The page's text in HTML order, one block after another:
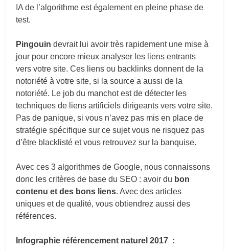
IA de l’algorithme est également en pleine phase de
test.
Pingouin devrait lui avoir très rapidement une mise à
jour pour encore mieux analyser les liens entrants
vers votre site. Ces liens ou backlinks donnent de la
notoriété à votre site, si la source a aussi de la
notoriété. Le job du manchot est de détecter les
techniques de liens artificiels dirigeants vers votre site.
Pas de panique, si vous n’avez pas mis en place de
stratégie spécifique sur ce sujet vous ne risquez pas
d’être blacklisté et vous retrouvez sur la banquise.
Avec ces 3 algorithmes de Google, nous connaissons
donc les critères de base du SEO : avoir du bon
contenu et des bons liens. Avec des articles
uniques et de qualité, vous obtiendrez aussi des
références.
Infographie référencement naturel 2017 :